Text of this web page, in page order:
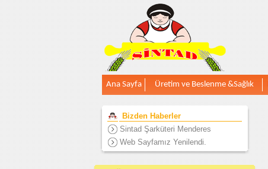
Ana Sayfa Üretim ve Beslenme &Sağlık
Bizden Haberler
Sintad Şarküteri Menderes
Web Sayfamız Yenilendi.